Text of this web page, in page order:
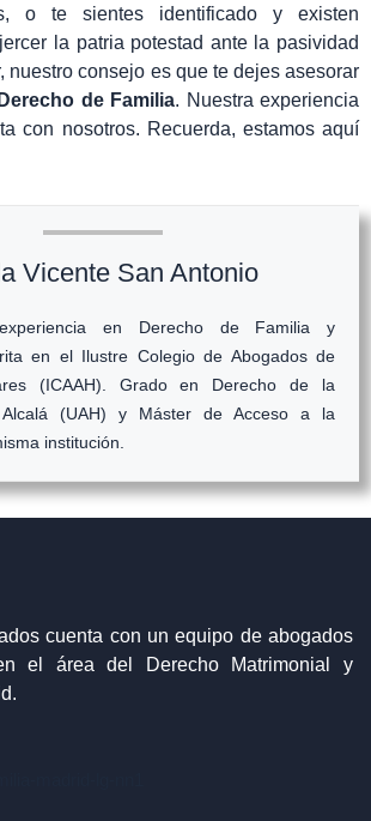
o te sientes identificado y existen
la patria potestad ante la pasividad
nuestro consejo es que te dejes asesorar
de Familia. Nuestra experiencia
con nosotros. Recuerda, estamos aquí
Vicente San Antonio
en Derecho de Familia y
en el Ilustre Colegio de Abogados de
(ICAAH). Grado en Derecho de la
Alcalá (UAH) y Máster de Acceso a la
institución.
cuenta con un equipo de abogados
el área del Derecho Matrimonial y